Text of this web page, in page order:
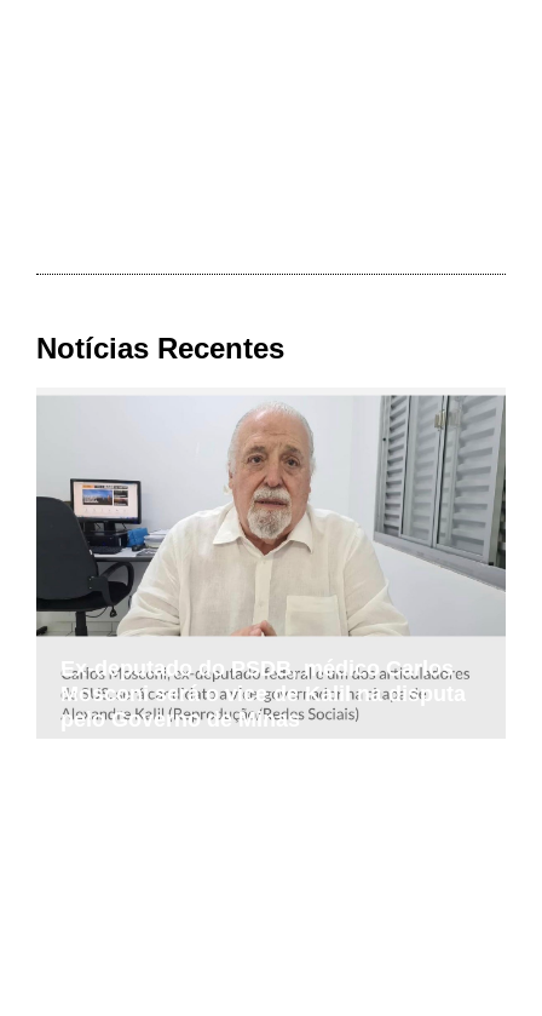
Notícias Recentes
Ex-deputado do PSDB, médico Carlos
Mosconi será o vice de Kalil na disputa
pelo Governo de Minas